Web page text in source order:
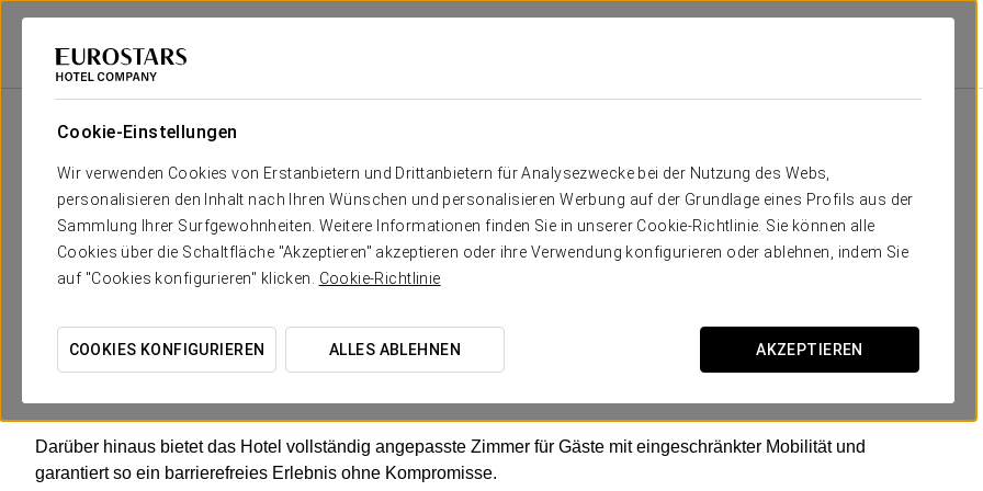
Cookie-Einstellungen
Wir verwenden Cookies von Erstanbietern und Drittanbietern für Analysezwecke bei der Nutzung des Webs,
personalisieren den Inhalt nach Ihren Wünschen und personalisieren Werbung auf der Grundlage eines Profils aus der
Sammlung Ihrer Surfgewohnheiten. Weitere Informationen finden Sie in unserer Cookie-Richtlinie. Sie können alle
Cookies über die Schaltfläche "Akzeptieren" akzeptieren oder ihre Verwendung konfigurieren oder ablehnen, indem Sie
auf "Cookies konfigurieren" klicken. Cookie-Richtlinie
COOKIES KONFIGURIEREN ALLES ABLEHNEN AKZEPTIEREN
Eurostars Hotel Company
Der Komfort und die Erholung, die Sie brauchen
Das Exe París Centre verfügt über 61 Zimmer, die sich auf sechs Etagen verteilen und darauf ausgelegt sind, einen
komfortablen und funktionalen Aufenthaltim Herzen der Stadt zu bieten. Alle Bereiche sind Nichtraucherzonen
und zeichnen sich durch einmodernes Innendesignaus, das zeitgemäße Linien mit subtilen Anklängen an die
Tradition verbindet.
Jedes Zimmer ist mit individuell regulierbarer Klimaanlage, schallisolierten Fenstern für eine erholsame Nachtruhe,
Safe und Minibar (gegen Aufpreis) sowie weiteren Annehmlichkeiten ausgestattet, die den Komfort der Gäste
Darüber hinaus bietet das Hotel vollständig angepasste Zimmer für Gäste mit eingeschränkter Mobilität und
garantiert so ein barrierefreies Erlebnis ohne Kompromisse.